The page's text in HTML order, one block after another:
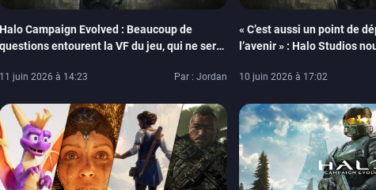
Halo Campaign Evolved : Beaucoup de
questions entourent la VF du jeu, qui ne sera
11 juin 2026 à 14:23 Par : Jordan
« C’est aussi un point de
l’avenir » : Halo Studios
10 juin 2026 à 17:02